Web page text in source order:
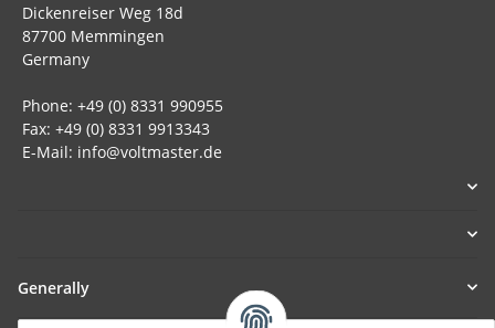
Dickenreiser Weg 18d
87700 Memmingen
Germany
Phone: +49 (0) 8331 990955
Fax: +49 (0) 8331 9913343
E-Mail: info@voltmaster.de
Generally